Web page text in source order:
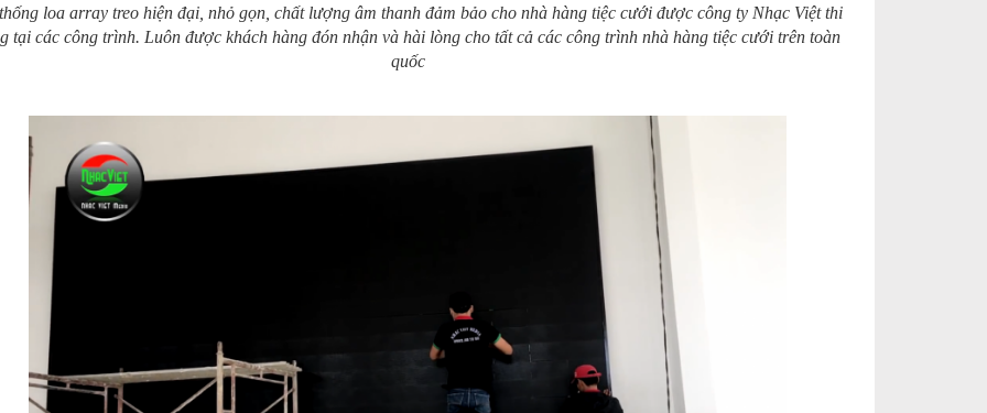
loa array treo hiện đại, nhỏ gọn, chất lượng âm thanh đảm bảo cho nhà hàng tiệc cưới được công ty Nhạc Việt thi
tại các công trình. Luôn được khách hàng đón nhận và hài lòng cho tất cả các công trình nhà hàng tiệc cưới trên toàn
quốc